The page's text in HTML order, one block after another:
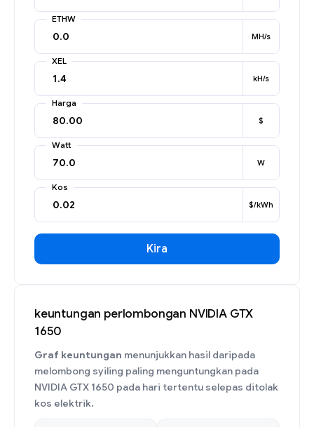
ETHW
MH/s
XEL
kH/s
Harga
$
Watt
W
Kos
$/kWh
Kira
keuntungan perlombongan NVIDIA GTX
1650
Graf keuntungan menunjukkan hasil daripada
melombong syiling paling menguntungkan pada
NVIDIA GTX 1650 pada hari tertentu selepas ditolak
kos elektrik.